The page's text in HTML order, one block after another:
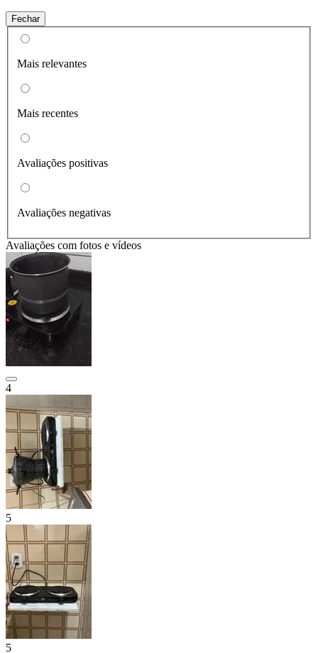
Fechar
Mais relevantes
Mais recentes
Avaliações positivas
Avaliações negativas
Avaliações com fotos e vídeos
4
5
5